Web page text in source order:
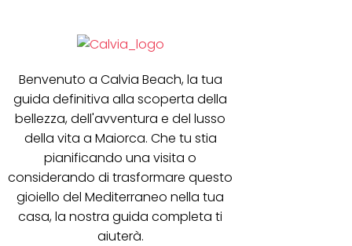
Benvenuto a Calvia Beach, la tua
guida definitiva alla scoperta della
bellezza, dell'avventura e del lusso
della vita a Maiorca. Che tu stia
pianificando una visita o
considerando di trasformare questo
gioiello del Mediterraneo nella tua
casa, la nostra guida completa ti
aiuterà.